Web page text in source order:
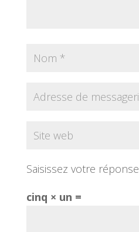
Saisissez votre
cinq × un =